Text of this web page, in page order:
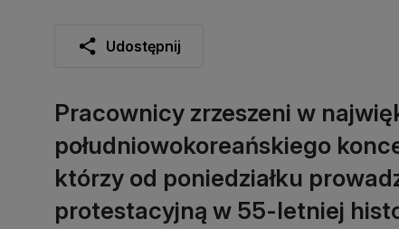
Udostępnij
Pracownicy zrzeszeni w
południowokoreańskiego
którzy od poniedziałku
protestacyjną w 55-letniej